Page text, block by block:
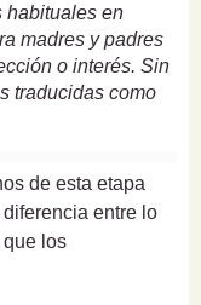
habituales en
madres y padres
o interés. Sin
traducidas como
de esta etapa
entre lo
los